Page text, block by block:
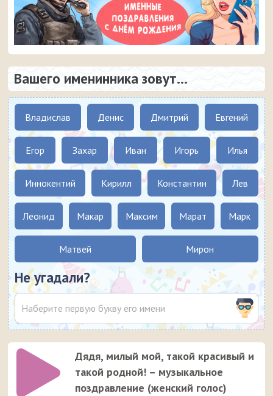
Вашего именинника зовут...
Владислав Денис Дмитрий Евгений
Егор Захар Иван Игорь Илья
Иннокентий Кирилл Константин Лев
Леонид Макар Максим Марат Марк
Матвей Мирон
Не угадали?
Дядя, милый мой, такой красивый и
такой родной! – музыкальное
поздравление (женский голос)